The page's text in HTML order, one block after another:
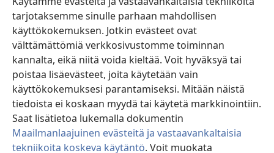
tarjotaksemme sinulle parhaan mahdollisen
käyttökokemuksen. Jotkin evästeet ovat
välttämättömiä verkkosivustomme toiminnan
kannalta, eikä niitä voida kieltää. Voit hyväksyä tai
poistaa lisäevästeet, joita käytetään vain
käyttökokemuksesi parantamiseksi. Mitään näistä
tiedoista ei koskaan myydä tai käytetä markkinointiin.
Saat lisätietoa lukemalla dokumentin
Maailmanlaajuinen evästeitä ja vastaavankaltaisia
tekniikoita koskeva käytäntö. Voit muokata
uuden
ikkunan)Vartiotornin VERKKOKIRJASTO
(avaa
uuden
ikkunan)JW Hub ®
(avaa
uuden
ikkunan)
®
Watchtower Library